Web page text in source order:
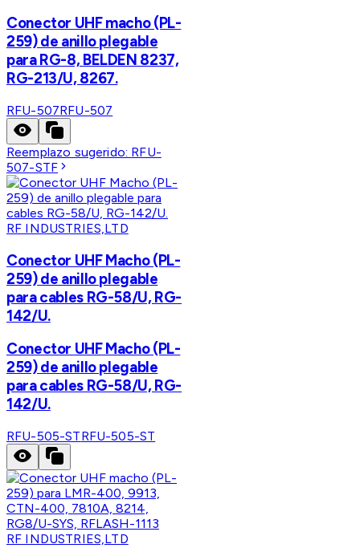
Conector UHF macho (PL-
259) de anillo plegable
para RG-8, BELDEN 8237,
RG-213/U, 8267.
RFU-507RFU-507
Reemplazo sugerido: RFU-
507-STF
RF INDUSTRIES,LTD
Conector UHF Macho (PL-
259) de anillo plegable
para cables RG-58/U, RG-
142/U.
Conector UHF Macho (PL-
259) de anillo plegable
para cables RG-58/U, RG-
142/U.
RFU-505-STRFU-505-ST
RF INDUSTRIES,LTD